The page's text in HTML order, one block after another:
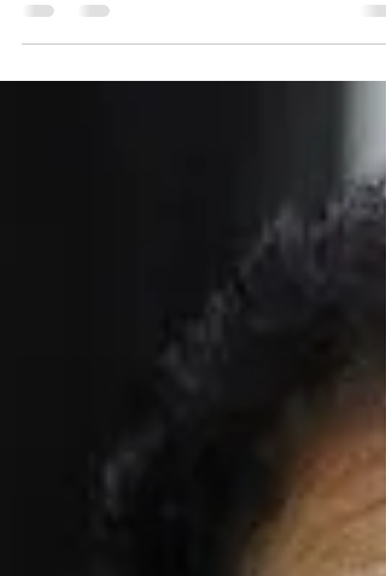
O deputado federal Patrus Ananias foi
sorteado como relator de nosso projeto
denominado Assistente de Procuradoria,